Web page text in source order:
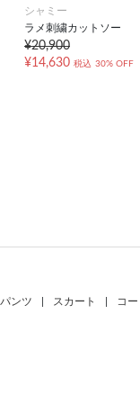
シャミー
ラメ刺繍カットソー
¥20,900
¥14,630 税込 30% OFF
パンツ スカート コ